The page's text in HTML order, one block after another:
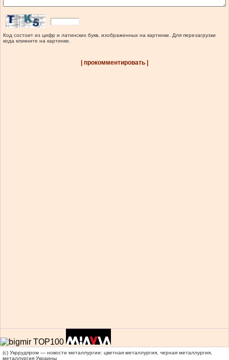
Код состоит из цифр и латинских букв, изображенных на картинке. Для перезагрузки
кода кликните на картинке.
| прокомментировать |
(c) Укррудпром — новости металлургии: цветная металлургия, черная металлургия,
металлургия Украины